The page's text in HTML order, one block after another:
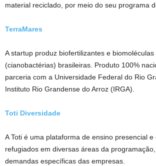
material reciclado, por meio do seu programa
TerraMares
A startup produz biofertilizantes e
(cianobactérias) brasileiras. Produto 100%
parceria com a Universidade Federal do Rio
Instituto Rio Grandense do Arroz (IRGA).
Toti Diversidade
A Toti é uma plataforma de ensino presencial
refugiados em diversas áreas da
demandas específicas das empresas.